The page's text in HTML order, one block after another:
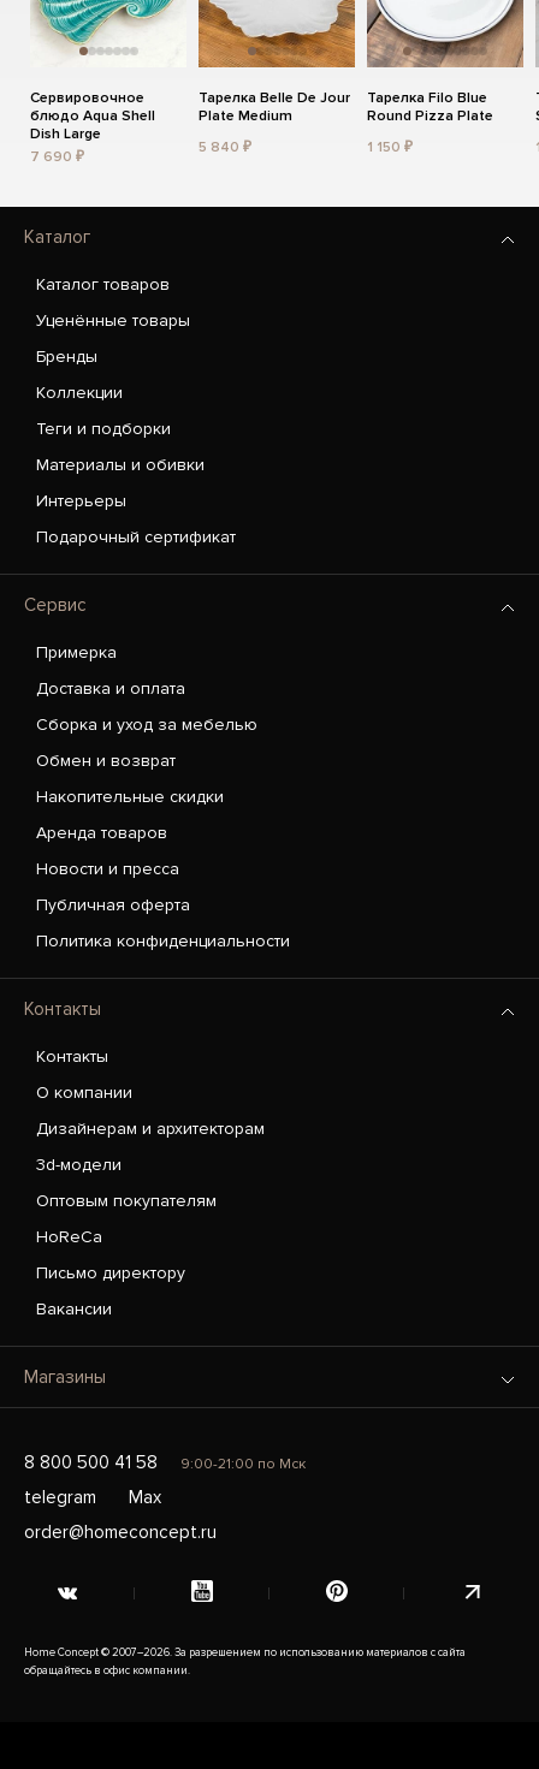
Сервировочное
блюдо Aqua Shell
Dish Large
7 690 ₽
Тарелка Belle De Jour
Plate Medium
5 840 ₽
Тарелка Filo Blue
Round Pizza Plate
1 150 ₽
Каталог
Каталог товаров
Уценённые товары
Бренды
Коллекции
Теги и подборки
Материалы и обивки
Интерьеры
Подарочный сертификат
Сервис
Примерка
Доставка и оплата
Сборка и уход за мебелью
Обмен и возврат
Накопительные скидки
Аренда товаров
Новости и пресса
Публичная оферта
Политика конфиденциальности
Контакты
Контакты
О компании
Дизайнерам и архитекторам
3d-модели
Оптовым покупателям
HoReCa
Письмо директору
Вакансии
Магазины
8 800 500 41 58 9:00-21:00 по Мск
telegram
Max
order@homeconcept.ru
Home Concept © 2007–2026. За разрешением по использованию материалов с сайта
обращайтесь в офис компании.